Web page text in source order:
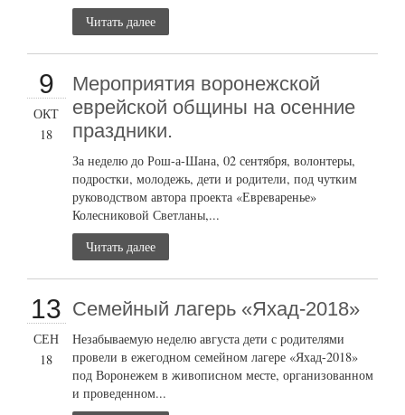
Читать далее
9
ОКТ
18
Мероприятия воронежской
еврейской общины на осенние
праздники.
За неделю до Рош-а-Шана, 02 сентября, волонтеры,
подростки, молодежь, дети и родители, под чутким
руководством автора проекта «Евреваренье»
Колесниковой Светланы,...
Читать далее
13
СЕН
18
Семейный лагерь «Яхад-2018»
Незабываемую неделю августа дети с родителями
провели в ежегодном семейном лагере «Яхад-2018»
под Воронежем в живописном месте, организованном
и проведенном...